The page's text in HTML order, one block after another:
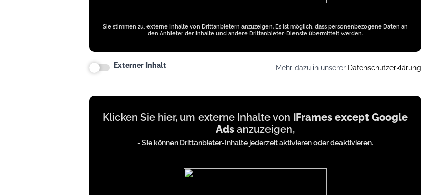
Sie stimmen zu, externe Inhalte von Drittanbietern anzuzeigen. Es ist möglich, dass personenbezogene Daten an
den Anbieter der Inhalte und andere Drittanbieter-Dienste übermittelt werden.
Externer Inhalt Mehr dazu in unserer Datenschutzerklärung
Display
content
Klicken Sie hier, um externe Inhalte von iFrames except Google
Ads anzuzeigen,
- Sie können Drittanbieter-Inhalte jederzeit aktivieren oder deaktivieren.